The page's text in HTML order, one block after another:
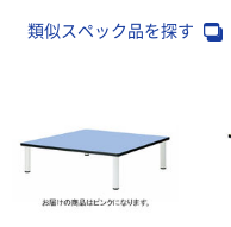
類似スペック品を探す